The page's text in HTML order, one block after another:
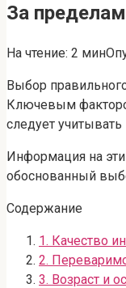
За
На чтение: 2 мин
Выбор
Ключевым
следует
Информация на
обоснованный
Содержание
1. Качество
2.
3. Возраст и